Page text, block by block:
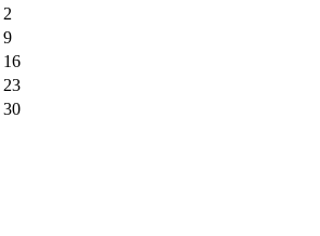
2
9
16
23
30